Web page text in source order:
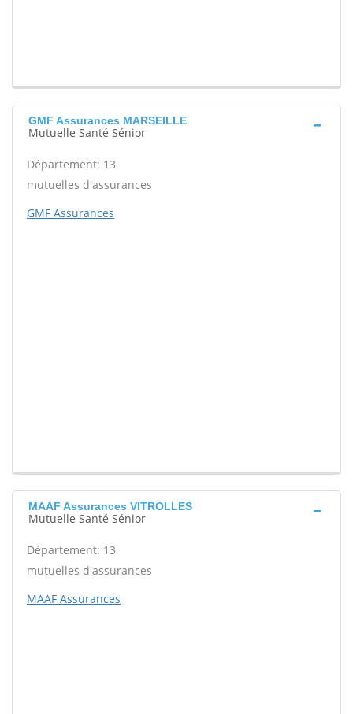
GMF Assurances MARSEILLE
Mutuelle Santé Sénior
Département: 13
mutuelles d'assurances
GMF Assurances
MAAF Assurances VITROLLES
Mutuelle Santé Sénior
Département: 13
mutuelles d'assurances
MAAF Assurances